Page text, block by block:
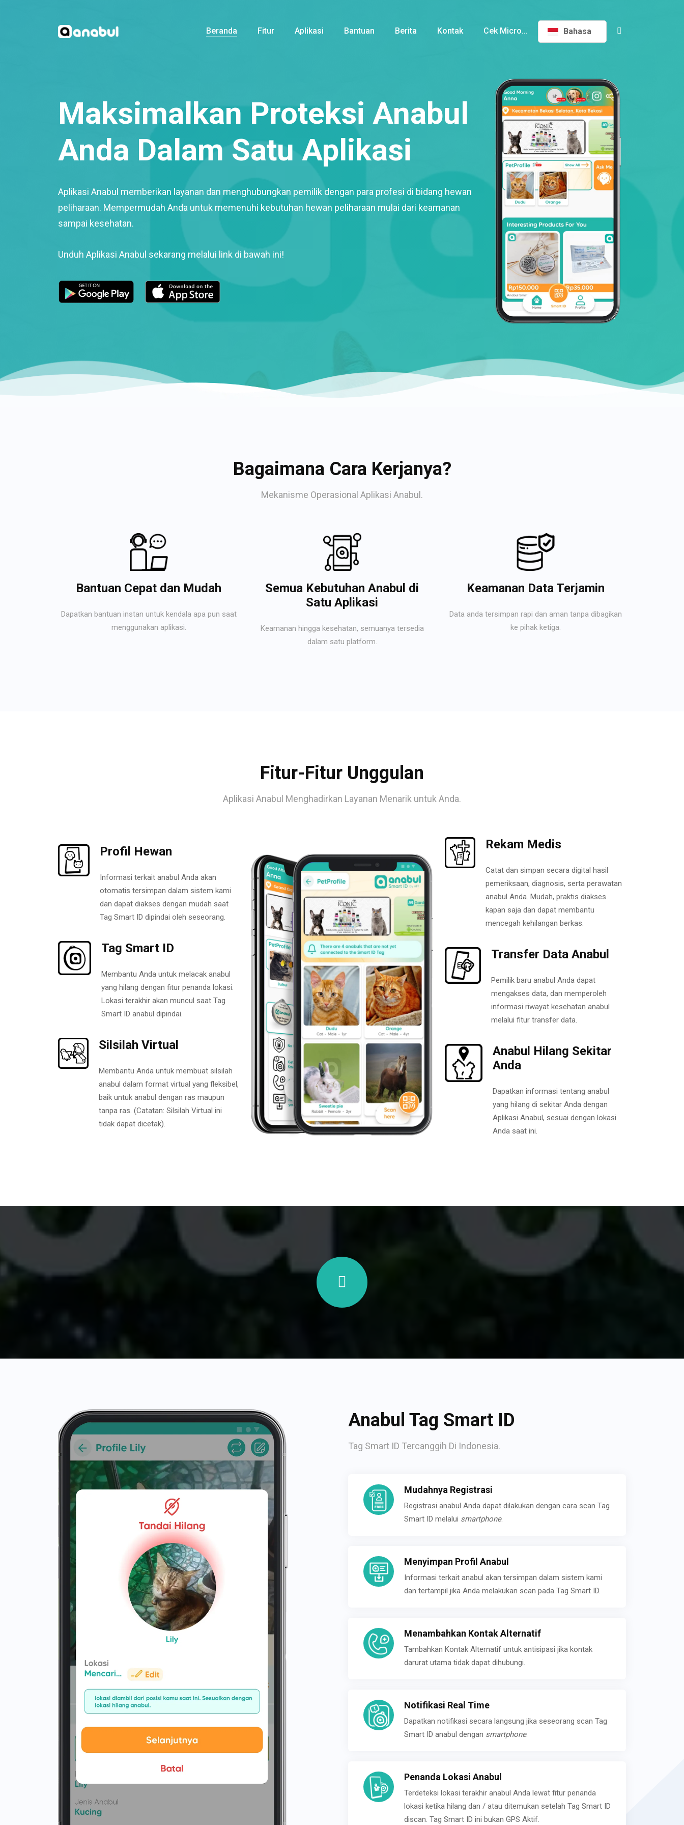
Beranda Fitur Aplikasi Bantuan Berita Kontak Cek Micro... Bahasa
Maksimalkan Proteksi Anabul
Anda Dalam Satu Aplikasi
Aplikasi Anabul memberikan layanan dan menghubungkan pemilik dengan para profesi di bidang hewan
peliharaan. Mempermudah Anda untuk memenuhi kebutuhan hewan peliharaan mulai dari keamanan
sampai kesehatan.
Unduh Aplikasi Anabul sekarang melalui link di bawah ini!
Bagaimana Cara Kerjanya?
Mekanisme Operasional Aplikasi Anabul.
Bantuan Cepat dan Mudah
Dapatkan bantuan instan untuk kendala apa pun saat
menggunakan aplikasi.
Semua Kebutuhan Anabul di
Satu Aplikasi
Keamanan hingga kesehatan, semuanya tersedia
dalam satu platform.
Keamanan Data Terjamin
Data anda tersimpan rapi dan aman tanpa dibagikan
ke pihak ketiga.
Fitur-Fitur Unggulan
Aplikasi Anabul Menghadirkan Layanan Menarik untuk Anda.
Profil Hewan
Informasi terkait anabul Anda akan
otomatis tersimpan dalam sistem kami
dan dapat diakses dengan mudah saat
Tag Smart ID dipindai oleh seseorang.
Tag Smart ID
Membantu Anda untuk melacak anabul
yang hilang dengan fitur penanda lokasi.
Lokasi terakhir akan muncul saat Tag
Smart ID anabul dipindai.
Silsilah Virtual
Membantu Anda untuk membuat silsilah
anabul dalam format virtual yang fleksibel,
baik untuk anabul dengan ras maupun
tanpa ras. (Catatan: Silsilah Virtual ini
tidak dapat dicetak).
Rekam Medis
Catat dan simpan secara digital hasil
pemeriksaan, diagnosis, serta perawatan
anabul Anda. Mudah, praktis diakses
kapan saja dan dapat membantu
mencegah kehilangan berkas.
Transfer Data Anabul
Pemilik baru anabul Anda dapat
mengakses data, dan memperoleh
informasi riwayat kesehatan anabul
melalui fitur transfer data.
Anabul Hilang Sekitar
Anda
Dapatkan informasi tentang anabul
yang hilang di sekitar Anda dengan
Aplikasi Anabul, sesuai dengan lokasi
Anda saat ini.
Anabul Tag Smart ID
Tag Smart ID Tercanggih Di Indonesia.
Mudahnya Registrasi
Registrasi anabul Anda dapat dilakukan dengan cara scan Tag
Smart ID melalui smartphone.
Menyimpan Profil Anabul
Informasi terkait anabul akan tersimpan dalam sistem kami
dan tertampil jika Anda melakukan scan pada Tag Smart ID.
Menambahkan Kontak Alternatif
Tambahkan Kontak Alternatif untuk antisipasi jika kontak
darurat utama tidak dapat dihubungi.
Notifikasi Real Time
Dapatkan notifikasi secara langsung jika seseorang scan Tag
Smart ID anabul dengan smartphone.
Penanda Lokasi Anabul
Terdeteksi lokasi terakhir anabul Anda lewat fitur penanda
lokasi ketika hilang dan / atau ditemukan setelah Tag Smart ID
discan. Tag Smart ID ini bukan GPS Aktif.